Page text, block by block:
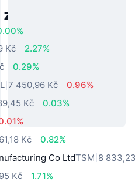
reálného světa
Kč
2.27%
0.29%
7 450,96 Kč
0.96%
Kč
0.03%
Kč
0.82%
Co LtdTSM 8
Kč
1.71%